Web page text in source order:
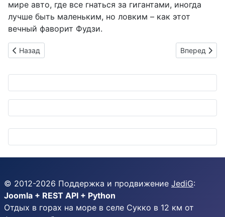
мире авто, где все гнаться за гигантами, иногда
лучше быть маленьким, но ловким – как этот
вечный фаворит Фудзи.
Предыдущий: Прощай, наличка: Токио экспериментирует с
Назад Следующий:
Вперед
© 2012-2026 Поддержка и продвижение JediG:
Joomla + REST API + Python
Отдых в горах на море в селе Сукко в 12 км от